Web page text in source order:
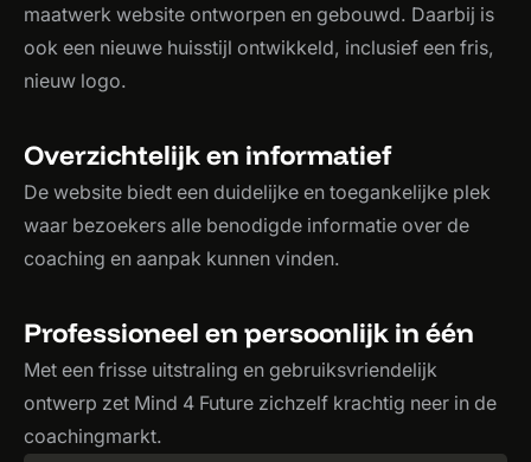
maatwerk website ontworpen en gebouwd. Daarbij is
ook een nieuwe huisstijl ontwikkeld, inclusief een fris,
nieuw logo.
Overzichtelijk en informatief
De website biedt een duidelijke en toegankelijke plek
waar bezoekers alle benodigde informatie over de
coaching en aanpak kunnen vinden.
Professioneel en persoonlijk in één
Met een frisse uitstraling en gebruiksvriendelijk
ontwerp zet Mind 4 Future zichzelf krachtig neer in de
coachingmarkt.